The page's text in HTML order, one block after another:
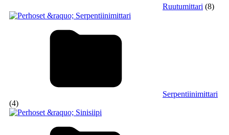
Ruutumittari (8)
Serpentiinimittari
(4)